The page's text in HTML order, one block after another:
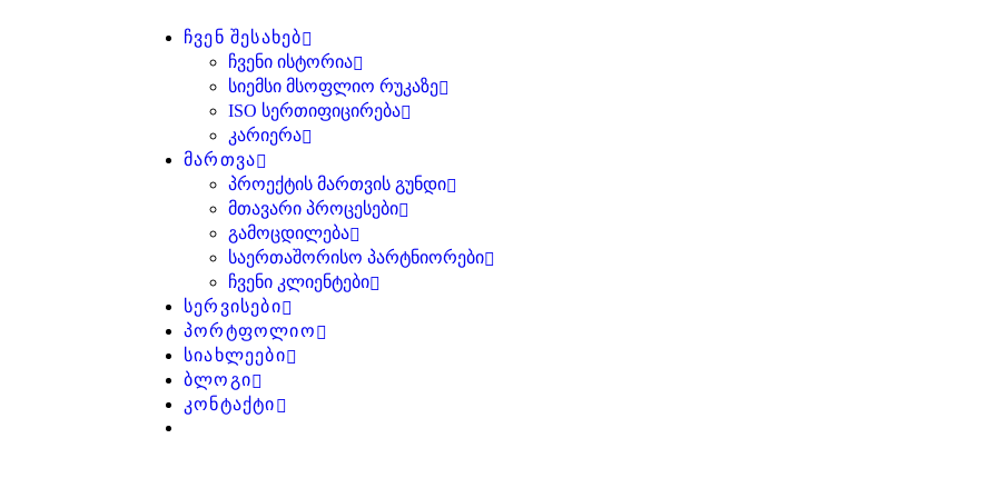
ᲩᲕᲔᲜ ᲨᲔᲡᲐᲮᲔᲑ
ᲩᲕᲔᲜᲘ ᲘᲡᲢᲝᲠᲘᲐ
ᲡᲘᲔᲛᲡᲘ ᲛᲡᲝᲤᲚᲘᲝ ᲠᲣᲙᲐᲖᲔ
ISO ᲡᲔᲠᲗᲘᲤᲘᲪᲘᲠᲔᲑᲐ
ᲙᲐᲠᲘᲔᲠᲐ
ᲛᲐᲠᲗᲕᲐ
ᲞᲠᲝᲔᲥᲢᲘᲡ ᲛᲐᲠᲗᲕᲘᲡ ᲒᲣᲜᲓᲘ
ᲛᲗᲐᲕᲐᲠᲘ ᲞᲠᲝᲪᲔᲡᲔᲑᲘ
ᲒᲐᲛᲝᲪᲓᲘᲚᲔᲑᲐ
ᲡᲐᲔᲠᲗᲐᲨᲝᲠᲘᲡᲝ ᲞᲐᲠᲢᲜᲘᲝᲠᲔᲑᲘ
ᲩᲕᲔᲜᲘ ᲙᲚᲘᲔᲜᲢᲔᲑᲘ
ᲡᲔᲠᲕᲘᲡᲔᲑᲘ
ᲞᲝᲠᲢᲤᲝᲚᲘᲝ
ᲡᲘᲐᲮᲚᲔᲔᲑᲘ
ᲑᲚᲝᲒᲘ
ᲙᲝᲜᲢᲐᲥᲢᲘ